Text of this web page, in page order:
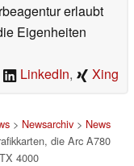
erlaubt
Eigenheiten
LinkedIn, Xing
> Newsarchiv> News
die Arc A780
4000